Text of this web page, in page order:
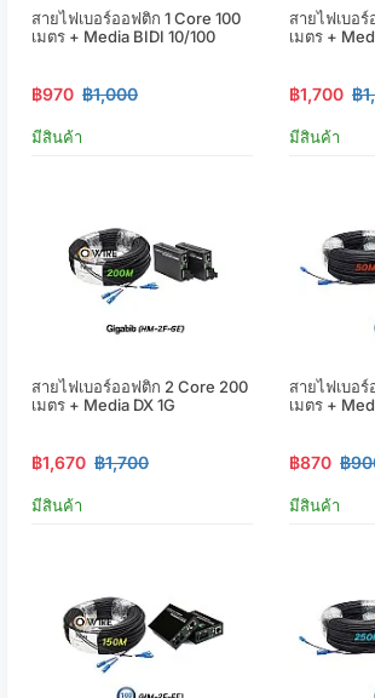
สายไฟเบอร์ออฟติก 1 Core 100
เมตร + Media BIDI 10/100
฿970 ฿1,000
มีสินค้า
สายไฟเบอ
เมตร +
฿1,700 ฿
มีสินค้า
สายไฟเบอร์ออฟติก 2 Core 200
เมตร + Media DX 1G
฿1,670 ฿1,700
มีสินค้า
สายไฟเบอ
เมตร +
฿870 ฿
มีสินค้า